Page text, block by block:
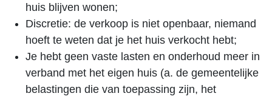
huis blijven wonen;
Discretie: de verkoop is niet openbaar, niemand
hoeft te weten dat je het huis verkocht hebt;
Je hebt geen vaste lasten en onderhoud meer in
verband met het eigen huis (a. de gemeentelijke
belastingen die van toepassing zijn, het